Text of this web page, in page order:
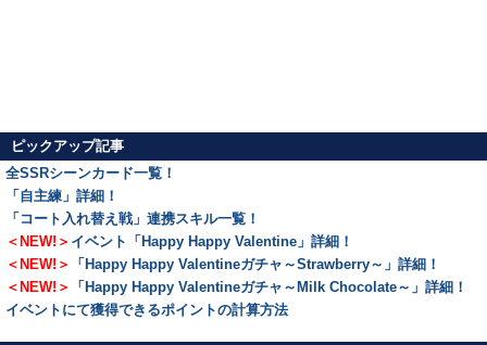
ピックアップ記事
全SSRシーンカード一覧！
「自主練」詳細！
「コート入れ替え戦」連携スキル一覧！
＜NEW!＞ イベント「Happy Happy Valentine」詳細！
＜NEW!＞
「Happy Happy Valentineガチャ～Strawberry～」詳細！
＜NEW!＞
「Happy Happy Valentineガチャ～Milk Chocolate～」詳細！
イベントにて獲得できるポイントの計算方法